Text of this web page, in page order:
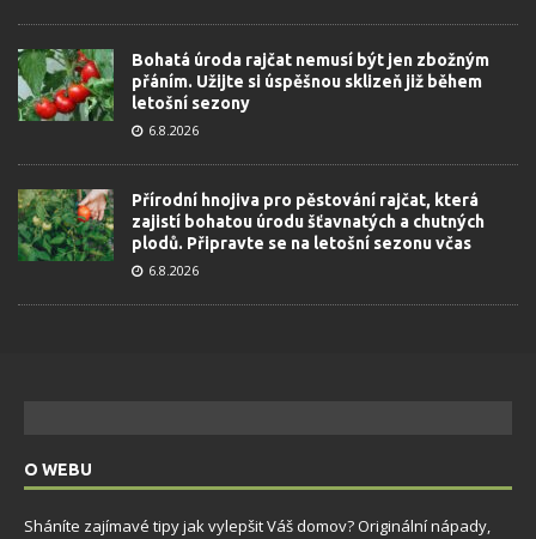
Bohatá úroda rajčat nemusí být jen zbožným
přáním. Užijte si úspěšnou sklizeň již během
letošní sezony
6.8.2026
Přírodní hnojiva pro pěstování rajčat, která
zajistí bohatou úrodu šťavnatých a chutných
plodů. Připravte se na letošní sezonu včas
6.8.2026
O WEBU
Sháníte zajímavé tipy jak vylepšit Váš domov? Originální nápady,